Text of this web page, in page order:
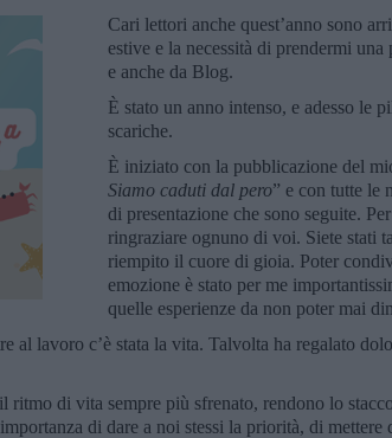
Cari lettori anche quest’anno sono
estive e la necessità di prendermi una
e anche da Blog.
È stato un anno intenso, e adesso le
scariche.
È iniziato con la pubblicazione del
Siamo caduti dal pero” e con tutte le
di presentazione che sono seguite.
ringraziare ognuno di voi. Siete stati
riempito il cuore di gioia. Poter
emozione è stato per me
quelle esperienze da non poter mai
al lavoro c’è stata la vita. Talvolta ha regalato
di vita sempre più sfrenato, rendono lo
di dare a noi stessi la priorità, di mettere